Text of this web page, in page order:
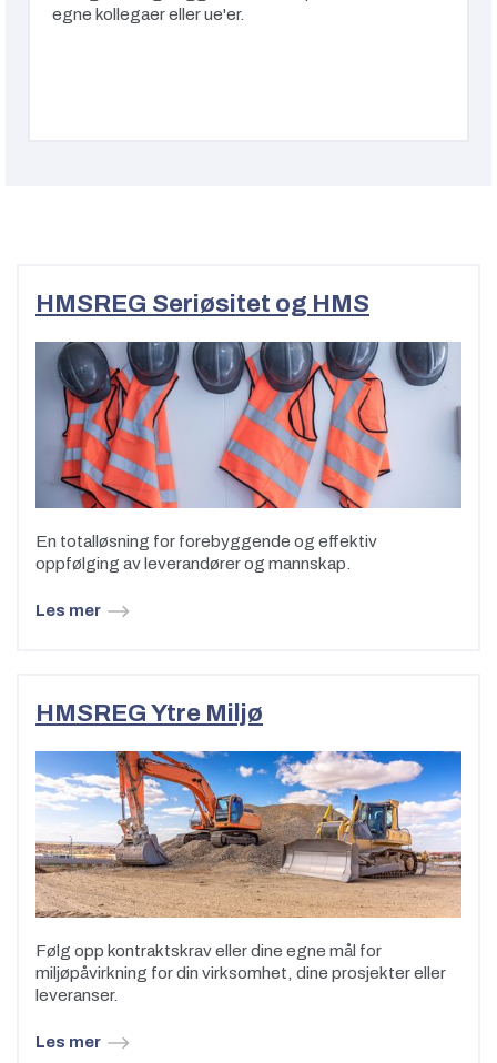
egne kollegaer eller ue'er.
HMSREG Seriøsitet og HMS
En totalløsning for forebyggende og effektiv
oppfølging av leverandører og mannskap.
Les mer
HMSREG Ytre Miljø
Følg opp kontraktskrav eller dine egne mål for
miljøpåvirkning for din virksomhet, dine prosjekter eller
leveranser.
Les mer